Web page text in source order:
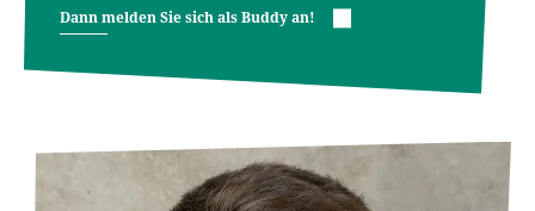
Dann melden Sie sich als Buddy an!